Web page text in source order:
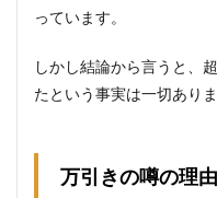
っています。
しかし結論から言うと、
たという事実は一切ありま
万引きの噂の理由